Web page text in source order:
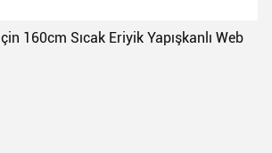
160cm Sıcak Eriyik Yapışkanlı Web